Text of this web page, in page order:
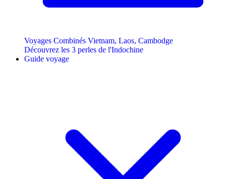
Voyages Combinés Vietnam, Laos, Cambodge
Découvrez les 3 perles de l'Indochine
Guide voyage